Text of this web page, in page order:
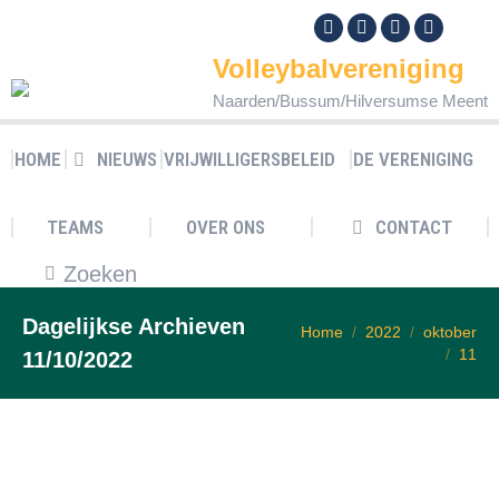
Facebook
page
opens
in
new
X
page
opens
in
new
Rss
page
opens
in
new
YouTube
page
opens
in
new
Volleybalvereniging
Naarden/Bussum/Hilversumse Meent
HOME NIEUWS VRIJWILLIGERSBELEID DE VERENIGING
TEAMS OVER ONS CONTACT
Zoeken:
Zoeken
Dagelijkse Archieven
11/10/2022
Je bent hier:
Home 2022
oktober
11